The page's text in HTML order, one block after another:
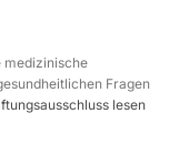
medizinische
Fragen
lesen